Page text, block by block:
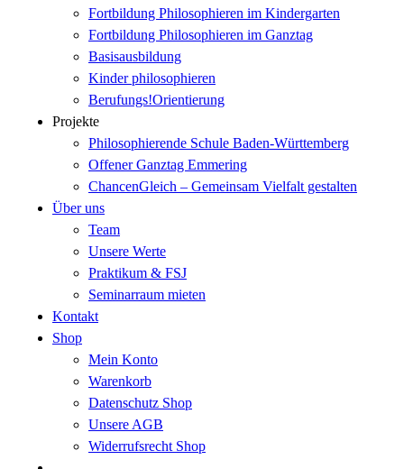
Fortbildung Philosophieren im Kindergarten
Fortbildung Philosophieren im Ganztag
Basisausbildung
Kinder philosophieren
Berufungs!Orientierung
Projekte
Philosophierende Schule Baden-Württemberg
Offener Ganztag Emmering
ChancenGleich – Gemeinsam Vielfalt gestalten
Über uns
Team
Unsere Werte
Praktikum & FSJ
Seminarraum mieten
Kontakt
Shop
Mein Konto
Warenkorb
Datenschutz Shop
Unsere AGB
Widerrufsrecht Shop